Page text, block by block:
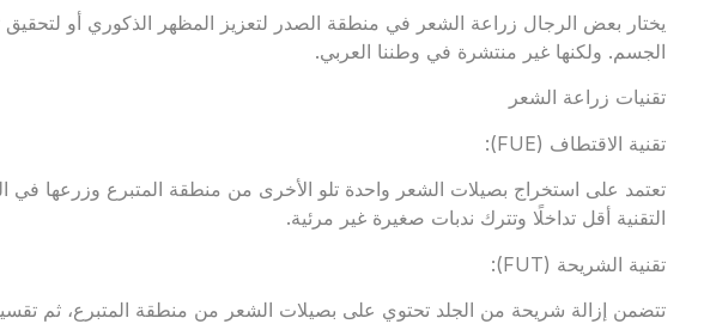
يختار بعض الرجال زراعة الشعر في منطقة الصدر لتعزيز المظهر الذكوري أو
الجسم. ولكنها غير منتشرة في وطننا العربي.
تقنيات زراعة الشعر
تقنية الاقتطاف (FUE):
تعتمد على استخراج بصيلات الشعر واحدة تلو الأخرى من منطقة المتبرع وزرعها في
التقنية أقل تداخلًا وتترك ندبات صغيرة غير مرئية.
تقنية الشريحة (FUT):
تتضمن إزالة شريحة من الجلد تحتوي على بصيلات الشعر من منطقة المتبرع، ثم